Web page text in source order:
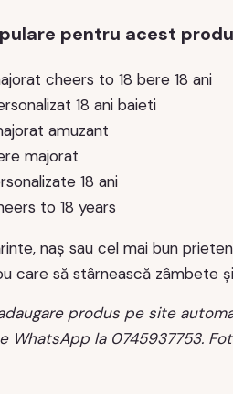
pentru acest
cheers to 18 bere 18 ani
18 ani baieti
amuzant
majorat
18 ani
to 18 years
naș sau cel mai bun
care să stârnească zâmbete
produs pe site
WhatsApp la 0745937753.